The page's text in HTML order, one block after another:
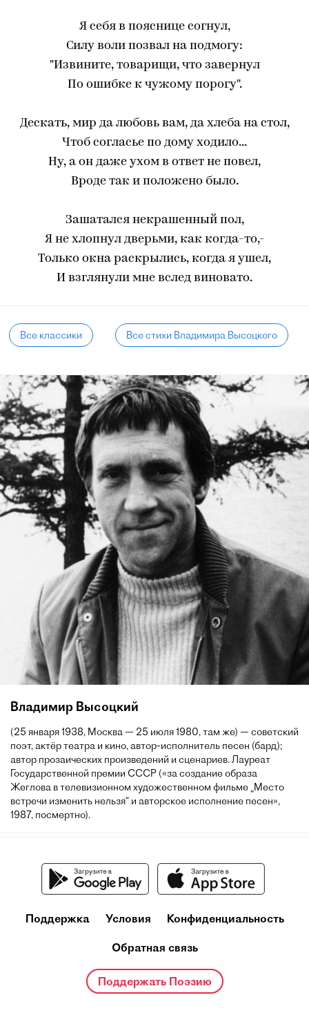
Я себя в пояснице согнул,
Силу воли позвал на подмогу:
"Извините, товарищи, что завернул
По ошибке к чужому порогу".
Дескать, мир да любовь вам, да хлеба на стол,
Чтоб согласье по дому ходило...
Ну, а он даже ухом в ответ не повел,
Вроде так и положено было.
Зашатался некрашенный пол,
Я не хлопнул дверьми, как когда-то,-
Только окна раскрылись, когда я ушел,
И взглянули мне вслед виновато.
Все классики Все стихи Владимира Высоцкого
Владимир Высоцкий
(25 января 1938, Москва — 25 июля 1980, там же) — советский
поэт, актёр театра и кино, автор-исполнитель песен (бард);
автор прозаических произведений и сценариев. Лауреат
Государственной премии СССР («за создание образа
Жеглова в телевизионном художественном фильме „Место
встречи изменить нельзя“ и авторское исполнение песен»,
1987, посмертно).
Поддержка Условия Конфиденциальность
Обратная связь
Поддержать Поэзию